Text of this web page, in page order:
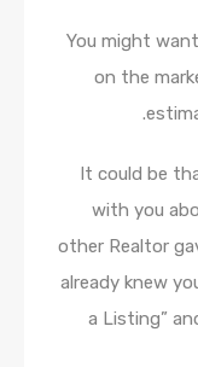
You might
on the
It could be
with you
other Realtor
already knew
a Listing”